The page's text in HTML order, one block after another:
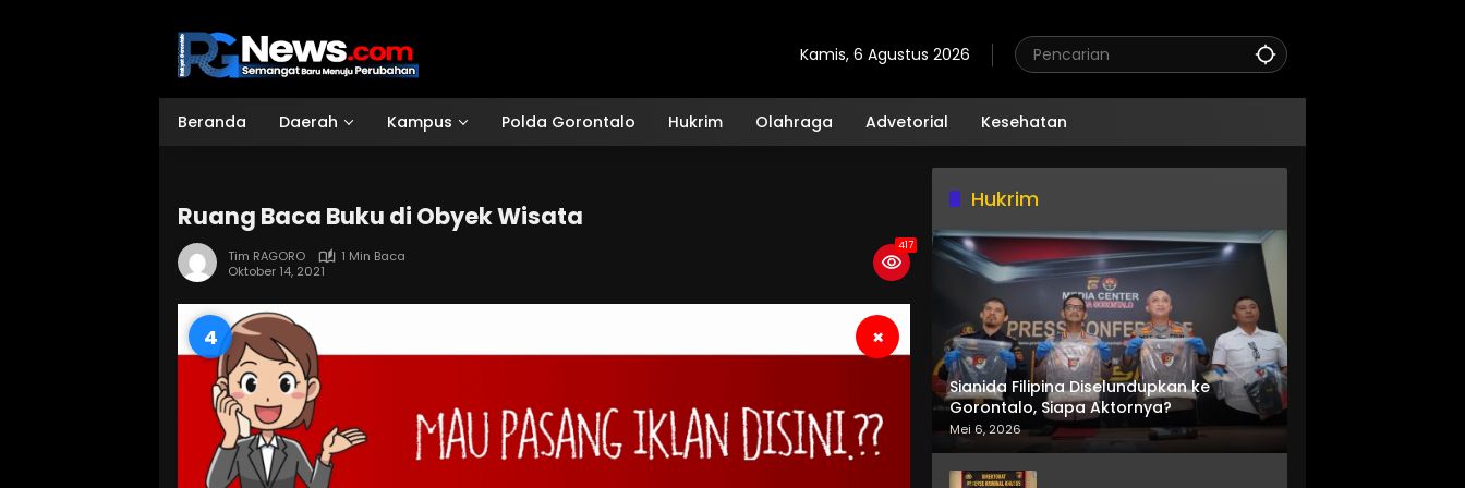
Kamis, 6 Agustus 2026
Beranda Daerah Kampus Polda Gorontalo Hukrim Olahraga Advetorial Kesehatan
Ruang Baca Buku di Obyek Wisata
Tim RAGORO
1 Min Baca
Oktober 14, 2021
417
3 ×
Hukrim
Sianida Filipina Diselundupkan ke
Gorontalo, Siapa Aktornya?
Mei 6, 2026